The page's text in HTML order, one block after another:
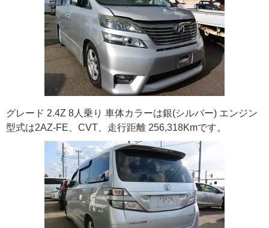
グレード 2.4Z 8人乗り 車体カラーは銀(シルバー) エンジン
型式は2AZ-FE、CVT、走行距離 256,318Kmです。